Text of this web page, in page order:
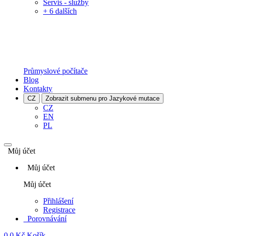
Servis - služby
+ 6 dalších
Průmyslové počítače
Blog
Kontakty
CZ Zobrazit submenu pro Jazykové mutace
CZ
EN
PL
Můj účet
Můj účet
Můj účet
Přihlášení
Registrace
Porovnávání